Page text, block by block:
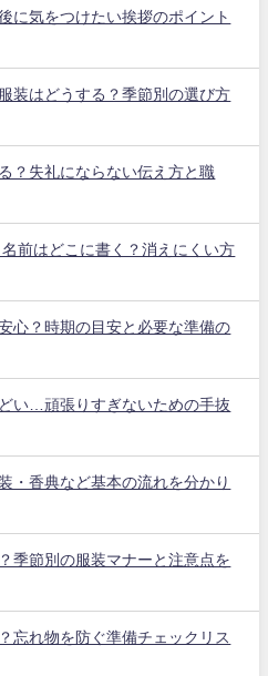
に気をつけたい挨拶のポイント
装はどうする？季節別の選び方
？失礼にならない伝え方と職
前はどこに書く？消えにくい方
心？時期の目安と必要な準備の
い…頑張りすぎないための手抜
・香典など基本の流れを分かり
季節別の服装マナーと注意点を
忘れ物を防ぐ準備チェックリス